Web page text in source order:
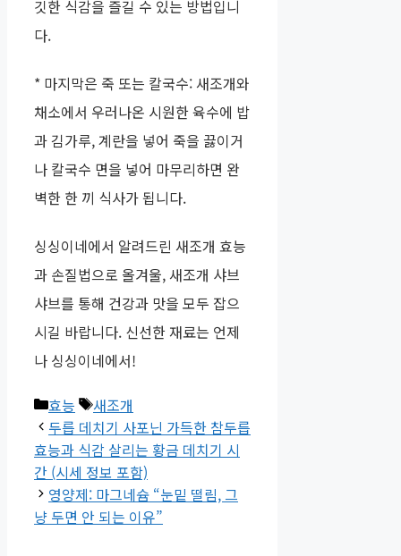
깃한 식감을 즐길 수 있는 방법입니
다.
* 마지막은 죽 또는 칼국수: 새조개와
채소에서 우러나온 시원한 육수에 밥
과 김가루, 계란을 넣어 죽을 끓이거
나 칼국수 면을 넣어 마무리하면 완
벽한 한 끼 식사가 됩니다.
싱싱이네에서 알려드린 새조개 효능
과 손질법으로 올겨울, 새조개 샤브
샤브를 통해 건강과 맛을 모두 잡으
시길 바랍니다. 신선한 재료는 언제
나 싱싱이네에서!
카
테
고
리
효능
태
그
새조개
두릅 데치기 사포닌 가득한 참두릅
효능과 식감 살리는 황금 데치기 시
간 (시세 정보 포함)
영양제: 마그네슘 “눈밑 떨림, 그
냥 두면 안 되는 이유”